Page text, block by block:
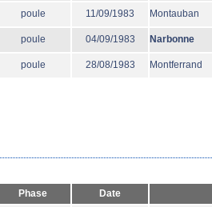
poule 11/09/1983 Montauban
poule 04/09/1983 Narbonne
poule 28/08/1983 Montferrand
Phase Date